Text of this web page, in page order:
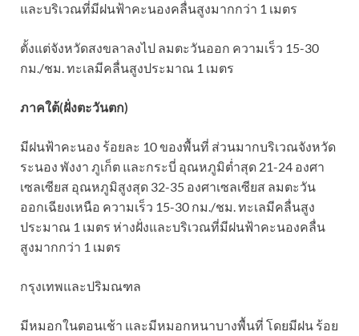
และบริเวณที่มีฝนฟ้าคะนองคลื่นสูงมากกว่า 1 เมตร
ตั้งแต่จังหวัดสงขลาลงไป ลมตะวันออก ความเร็ว 15-30
กม./ชม. ทะเลมีคลื่นสูงประมาณ 1 เมตร
ภาคใต้(ฝั่งตะวันตก)
มีฝนฟ้าคะนอง ร้อยละ 10 ของพื้นที่ ส่วนมากบริเวณจังหวัด
ระนอง พังงา ภูเก็ต และกระบี่ อุณหภูมิต่ำสุด 21-24 องศา
เซลเซียส อุณหภูมิสูงสุด 32-35 องศาเซลเซียส ลมตะวัน
ออกเฉียงเหนือ ความเร็ว 15-30 กม./ชม. ทะเลมีคลื่นสูง
ประมาณ 1 เมตร ห่างฝั่งและบริเวณที่มีฝนฟ้าคะนองคลื่น
สูงมากกว่า 1 เมตร
กรุงเทพและปริมณฑล
มีหมอกในตอนเช้า และมีหมอกหนาบางพื้นที่ โดยมีฝน ร้อย